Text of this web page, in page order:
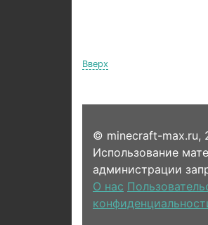
Вверх
© minecraft-max.ru,
Использование
администрации
О нас